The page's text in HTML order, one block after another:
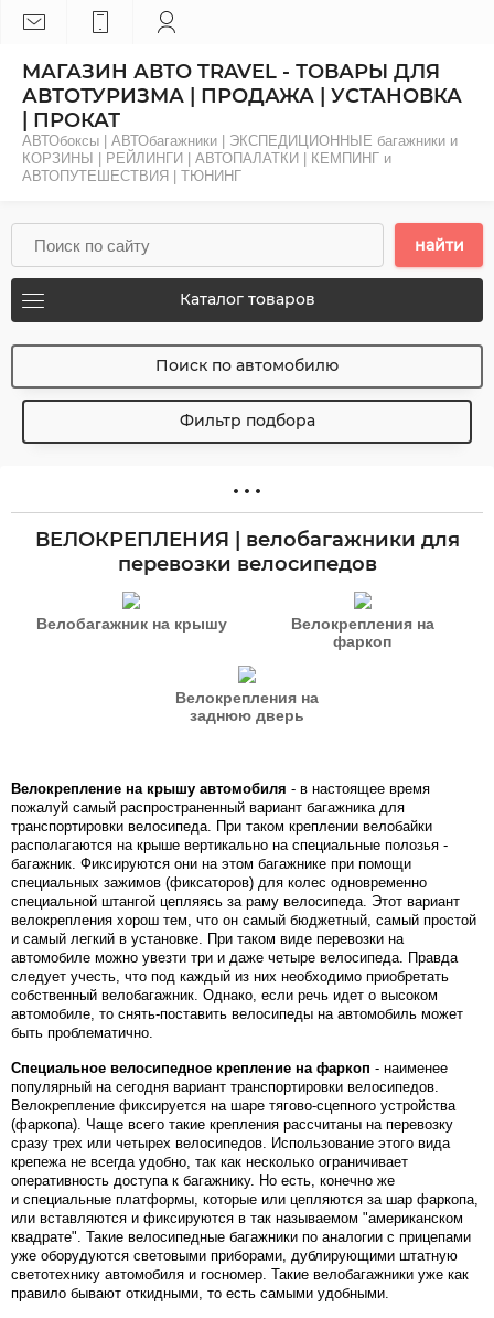
МАГАЗИН АВТО TRAVEL - ТОВАРЫ ДЛЯ
АВТОТУРИЗМА | ПРОДАЖА | УСТАНОВКА
| ПРОКАТ
АВТОбоксы | АВТОбагажники | ЭКСПЕДИЦИОННЫЕ багажники и
КОРЗИНЫ | РЕЙЛИНГИ | АВТОПАЛАТКИ | КЕМПИНГ и
АВТОПУТЕШЕСТВИЯ | ТЮНИНГ
найти
Каталог товаров
Поиск по автомобилю
Фильтр подбора
ВЕЛОКРЕПЛЕНИЯ | велобагажники для
перевозки велосипедов
Велобагажник на крышу
Велокрепления на
фаркоп
Велокрепления на
заднюю дверь
Велокрепление на крышу автомобиля - в настоящее время
пожалуй самый распространенный вариант багажника для
транспортировки велосипеда. При таком креплении велобайки
располагаются на крыше вертикально на специальные полозья -
багажник. Фиксируются они на этом багажнике при помощи
специальных зажимов (фиксаторов) для колес одновременно
специальной штангой цепляясь за раму велосипеда. Этот вариант
велокрепления хорош тем, что он самый бюджетный, самый простой
и самый легкий в установке. При таком виде перевозки на
автомобиле можно увезти три и даже четыре велосипеда. Правда
следует учесть, что под каждый из них необходимо приобретать
собственный велобагажник. Однако, если речь идет о высоком
автомобиле, то снять-поставить велосипеды на автомобиль может
быть проблематично.
Специальное велосипедное крепление на фаркоп - наименее
популярный на сегодня вариант транспортировки велосипедов.
Велокрепление фиксируется на шаре тягово-сцепного устройства
(фаркопа). Чаще всего такие крепления рассчитаны на перевозку
сразу трех или четырех велосипедов. Использование этого вида
крепежа не всегда удобно, так как несколько ограничивает
оперативность доступа к багажнику. Но есть, конечно же
и специальные платформы, которые или цепляются за шар фаркопа,
или вставляются и фиксируются в так называемом "американском
квадрате". Такие велосипедные багажники по аналогии с прицепами
уже оборудуются световыми приборами, дублирующими штатную
светотехнику автомобиля и госномер. Такие велобагажники уже как
правило бывают откидными, то есть самыми удобными.